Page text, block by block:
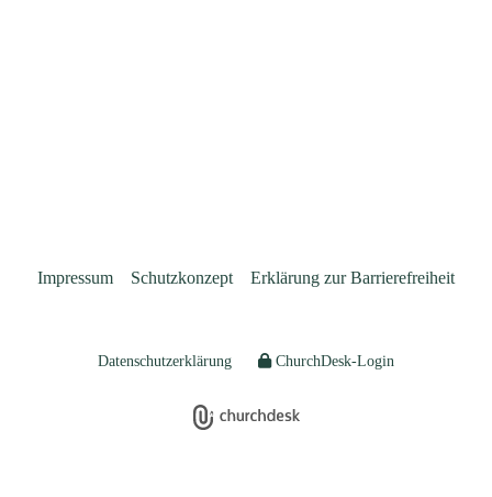
Impressum Schutzkonzept Erklärung zur Barrierefreiheit
Datenschutzerklärung ChurchDesk-Login